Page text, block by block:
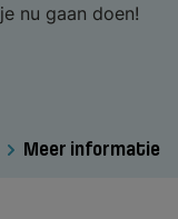
je nu gaan doen!
Meer informatie